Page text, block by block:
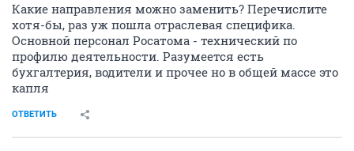
Какие направления можно заменить? Перечислите
хотя-бы, раз уж пошла отраслевая специфика.
Основной персонал Росатома - технический по
профилю деятельности. Разумеется есть
бухгалтерия, водители и прочее но в общей массе это
капля
ОТВЕТИТЬ